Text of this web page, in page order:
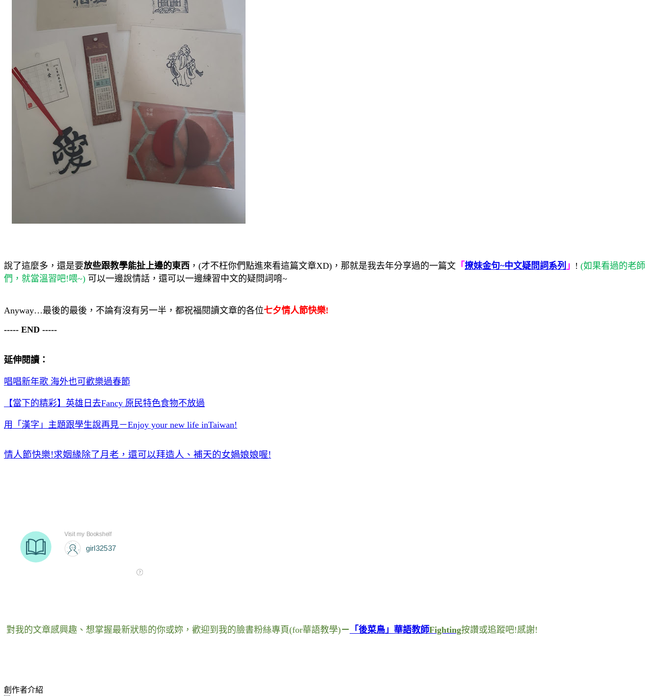
說了這麼多，還是要放些跟教學能扯上邊的東西 ，(才不枉你們點進來看這篇文章XD) ， 那就是我去年分享過的一篇文 「 撩妹金句~中文疑問詞系列 」 ! (如果看過的老師
們，就當溫習吧!喂~) 可以一邊說情話 ， 還可以一邊練習中文的疑問詞唷~
Anyway…最後的最後，不論有沒有另一半，都祝福閱讀文章的各位七夕情人節快樂!
----- END -----
延伸閱讀：
唱唱新年歌 海外也可歡樂過春節
【當下的精彩】英雄日去Fancy 原民特色食物不放過
用「漢字」主題跟學生說再見－Enjoy your new life inTaiwan!
情人節快樂!求姻緣除了月老，還可以拜造人、補天的女媧娘娘喔!
對我的文章感興趣 、 想掌握最新狀態的你或妳 ， 歡迎到我的臉書粉絲專頁(for華語教學)－ 「後菜鳥」華語教師Fighting按讚或追蹤吧!感謝!
創作者介紹